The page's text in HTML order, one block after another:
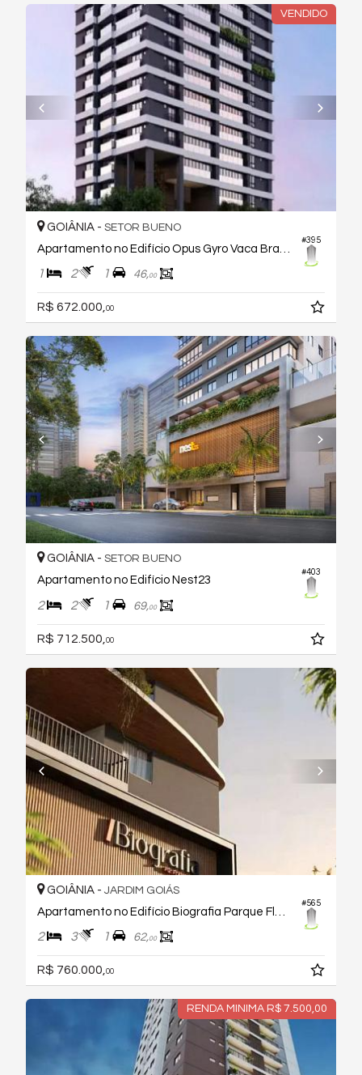
VENDIDO
#395
GOIÂNIA - SETOR BUENO
1 2 1 46,00
R$ 672.000, 00
#403
GOIÂNIA - SETOR BUENO
Apartamento no Edifício Nest23
2 2 1 69,00
R$ 712.500, 00
#565
GOIÂNIA - JARDIM GOIÁS
2 3 1 62,00
R$ 760.000, 00
RENDA MINIMA R$ 7.500,00